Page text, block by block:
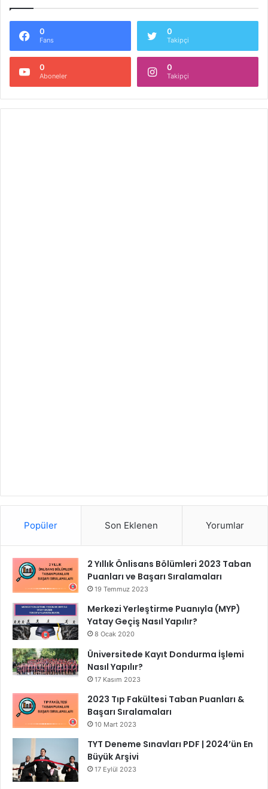
0
Fans
0
Takipçi
0
Aboneler
0
Takipçi
Popüler Son Eklenen Yorumlar
2 Yıllık Önlisans Bölümleri 2023 Taban
Puanları ve Başarı Sıralamaları
19 Temmuz 2023
Merkezi Yerleştirme Puanıyla (MYP)
Yatay Geçiş Nasıl Yapılır?
8 Ocak 2020
Üniversitede Kayıt Dondurma İşlemi
Nasıl Yapılır?
17 Kasım 2023
2023 Tıp Fakültesi Taban Puanları &
Başarı Sıralamaları
10 Mart 2023
TYT Deneme Sınavları PDF | 2024’ün En
Büyük Arşivi
17 Eylül 2023